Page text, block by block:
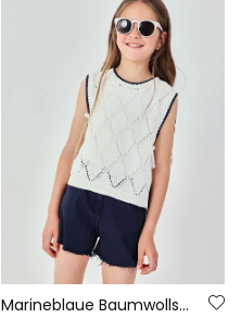
Marineblaue Baumwollshorts